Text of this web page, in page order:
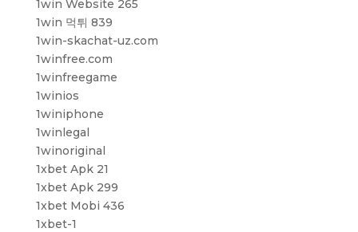
1win Website 265
1win 먹튀 839
1win-skachat-uz.com
1winfree.com
1winfreegame
1winios
1winiphone
1winlegal
1winoriginal
1xbet Apk 21
1xbet Apk 299
1xbet Mobi 436
1xbet-1